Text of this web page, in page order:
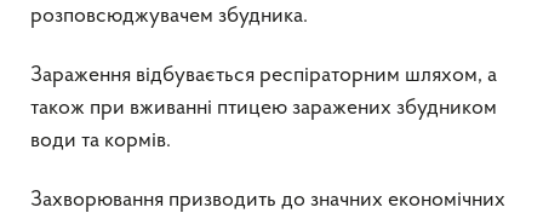
розповсюджувачем збудника.
Зараження відбувається респіраторним шляхом, а
також при вживанні птицею заражених збудником
води та кормів.
Захворювання призводить до значних економічних